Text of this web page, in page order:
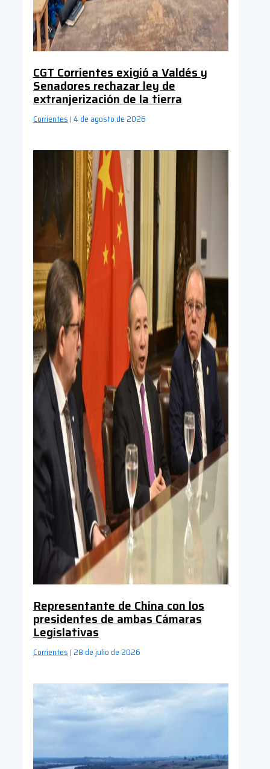
CGT Corrientes exigió a Valdés y
Senadores rechazar ley de
extranjerización de la tierra
Corrientes | 4 de agosto de 2026
Representante de China con los
presidentes de ambas Cámaras
Legislativas
Corrientes | 28 de julio de 2026